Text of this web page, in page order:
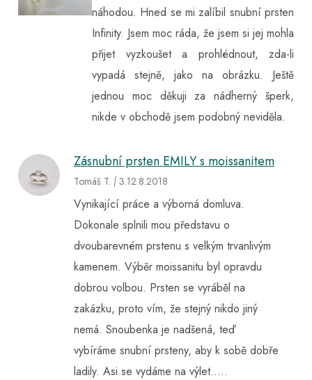
náhodou. Hned se mi zalíbil snubní prsten
Infinity. Jsem moc ráda, že jsem si jej mohla
přijet vyzkoušet a prohlédnout, zda-li
vypadá stejně, jako na obrázku. Ještě
jednou moc děkuji za nádherný šperk,
nikde v obchodě jsem podobný neviděla.
Zásnubní prsten EMILY s moissanitem
Tomáš T. | 3.12.8.2018
Vynikající práce a výborná domluva.
Dokonale splnili mou představu o
dvoubarevném prstenu s velkým trvanlivým
kamenem. Výběr moissanitu byl opravdu
dobrou volbou. Prsten se vyráběl na
zakázku, proto vím, že stejný nikdo jiný
nemá. Snoubenka je nadšená, teď
vybíráme snubní prsteny, aby k sobě dobře
ladily. Asi se vydáme na výlet…..